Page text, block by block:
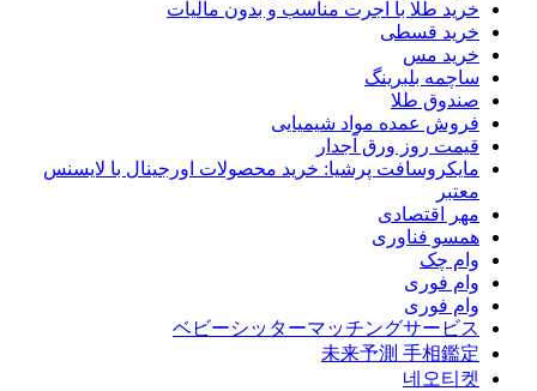
خرید طلا با اجرت مناسب و بدون مالیات
خرید قسطی
خرید مس
ساچمه بلبرینگ
صندوق طلا
فروش عمده مواد شیمیایی
قیمت روز ورق آجدار
مایکروسافت پرشیا: خرید محصولات اورجینال با لایسنس
معتبر
مهر اقتصادی
همسو فناوری
وام چک
وام فوری
وام فوری
ベビーシッターマッチングサービス
未来予測 手相鑑定
네오티켓